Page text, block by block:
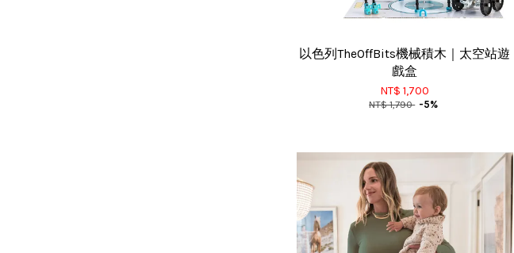
以色列TheOffBits機械積木｜太空站遊
戲盒
NT$ 1,700
NT$ 1,790 -5%